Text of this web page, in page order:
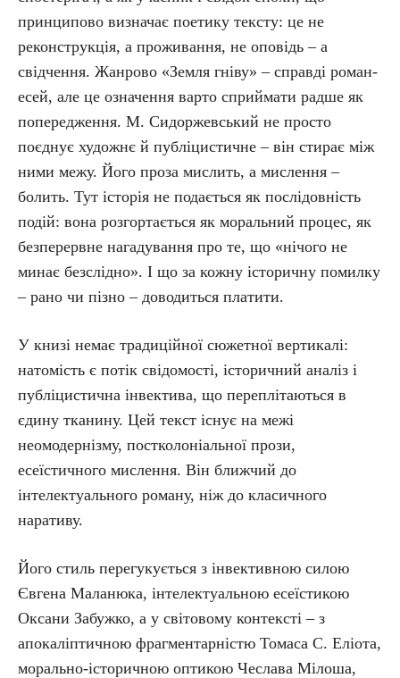
принципово визначає поетику тексту: це не
реконструкція, а проживання, не оповідь – а
свідчення. Жанрово «Земля гніву» – справді роман-
есей, але це означення варто сприймати радше як
попередження. М. Сидоржевський не просто
поєднує художнє й публіцистичне – він стирає між
ними межу. Його проза мислить, а мислення –
болить. Тут історія не подається як послідовність
подій: вона розгортається як моральний процес, як
безперервне нагадування про те, що «нічого не
минає безслідно». І що за кожну історичну помилку
– рано чи пізно – доводиться платити.
У книзі немає традиційної сюжетної вертикалі:
натомість є потік свідомості, історичний аналіз і
публіцистична інвектива, що переплітаються в
єдину тканину. Цей текст існує на межі
неомодернізму, постколоніальної прози,
есеїстичного мислення. Він ближчий до
інтелектуального роману, ніж до класичного
наративу.
Його стиль перегукується з інвективною силою
Євгена Маланюка, інтелектуальною есеїстикою
Оксани Забужко, а у світовому контексті – з
апокаліптичною фрагментарністю Томаса С. Еліота,
морально-історичною оптикою Чеслава Мілоша,